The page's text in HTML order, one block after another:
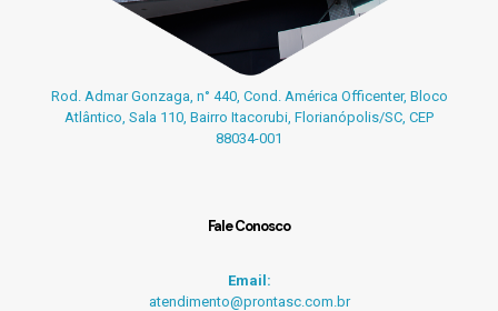
Rod. Admar Gonzaga, n° 440, Cond. América Officenter, Bloco
Atlântico, Sala 110, Bairro Itacorubi, Florianópolis/SC, CEP
88034-001
Fale Conosco
Email:
atendimento@prontasc.com.br